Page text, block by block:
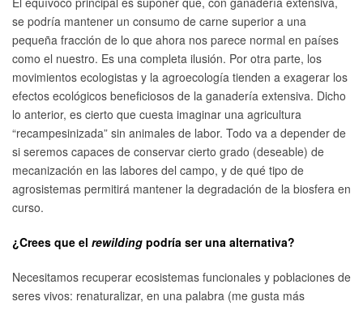
se podría mantener un consumo de carne superior a una
pequeña fracción de lo que ahora nos parece normal en países
como el nuestro. Es una completa ilusión. Por otra parte, los
movimientos ecologistas y la agroecología tienden a exagerar los
efectos ecológicos beneficiosos de la ganadería extensiva. Dicho
lo anterior, es cierto que cuesta imaginar una agricultura
“recampesinizada” sin animales de labor. Todo va a depender de
si seremos capaces de conservar cierto grado (deseable) de
mecanización en las labores del campo, y de qué tipo de
agrosistemas permitirá mantener la degradación de la biosfera en
curso.
¿Crees que el rewilding podría ser una alternativa?
Necesitamos recuperar ecosistemas funcionales y poblaciones de
seres vivos: renaturalizar, en una palabra (me gusta más